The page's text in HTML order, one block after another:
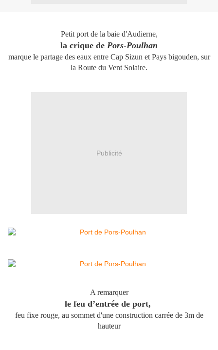
Petit port de la baie d'Audierne,
la crique de Pors-Poulhan
marque le partage des eaux entre Cap Sizun et Pays bigouden, sur
la Route du Vent Solaire.
Publicité
A remarquer
le feu d’entrée de port,
feu fixe rouge, au sommet d'une construction carrée de 3m de
hauteur